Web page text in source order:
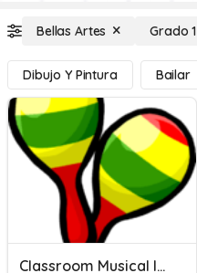
Bellas Artes Grado 1
Dibujo Y Pintura Bailar
Classroom Musical Instruments